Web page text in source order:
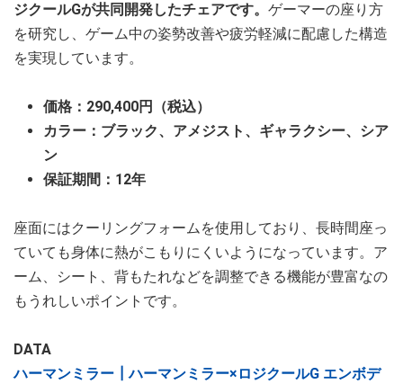
ジクールGが共同開発したチェアです。 ゲーマーの座り方
を研究し、ゲーム中の姿勢改善や疲労軽減に配慮した構造
を実現しています。
価格：290,400円（税込）
カラー：ブラック、アメジスト、ギャラクシー、シア
ン
保証期間：12年
座面にはクーリングフォームを使用しており、長時間座っ
ていても身体に熱がこもりにくいようになっています。ア
ーム、シート、背もたれなどを調整できる機能が豊富なの
もうれしいポイントです。
DATA
ハーマンミラー┃ハーマンミラー×ロジクールG エンボデ